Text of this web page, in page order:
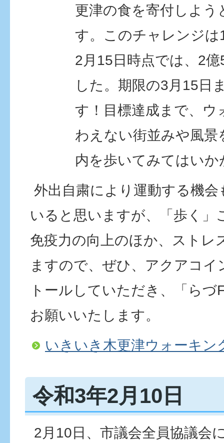
更津の食を寄付しよ
す。このチャレンジ
2月15日時点では、2
した。期限の3月15日
す！目標達成まで、ウ
わえない街並みや風
内を歩いてみてはい
外出自粛により運動する機
いると思いますが、「歩く」
免疫力の向上のほか、ストレ
ますので、ぜひ、アクアコ
トールしていただき、「らづ
お願いいたします。
いきいき木更津ウォーキン
令和3年2月10日
2月10日、市議会全員協議会